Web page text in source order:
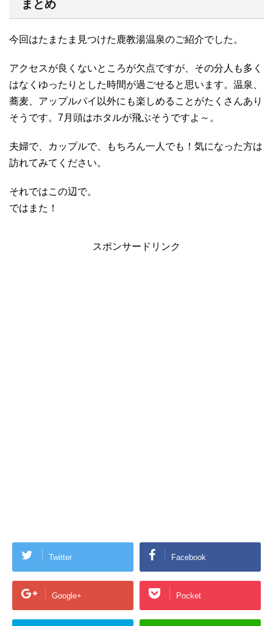
まとめ
今回はたまたま見つけた鹿教湯温泉のご紹介でした。
アクセスが良くないところが欠点ですが、その分人も多く
はなくゆったりとした時間が過ごせると思います。温泉、
蕎麦、アップルパイ以外にも楽しめることがたくさんあり
そうです。7月頭はホタルが飛ぶそうですよ～。
夫婦で、カップルで、もちろん一人でも！気になった方は
訪れてみてください。
それではこの辺で。
ではまた！
スポンサードリンク
Twitter Facebook
Google+ Pocket